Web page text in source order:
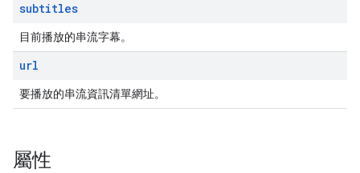
subtitles
目前播放的串流字幕。
url
要播放的串流資訊清單網址。
屬性